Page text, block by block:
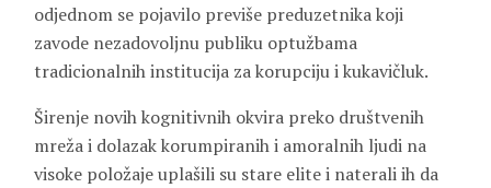
odjednom se pojavilo previše preduzetnika koji
zavode nezadovoljnu publiku optužbama
tradicionalnih institucija za korupciju i kukavičluk.
Širenje novih kognitivnih okvira preko društvenih
mreža i dolazak korumpiranih i amoralnih ljudi na
visoke položaje uplašili su stare elite i naterali ih da